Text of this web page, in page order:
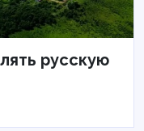
русскую